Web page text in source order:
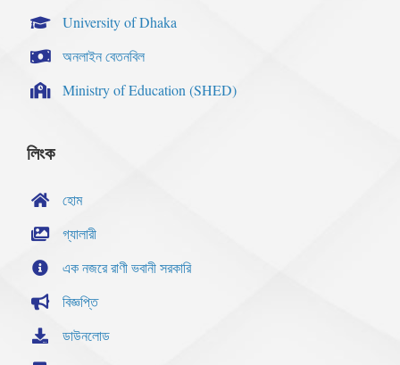
University of Dhaka
অনলাইন বেতনবিল
Ministry of Education (SHED)
লিংক
হোম
গ্যালারী
এক নজরে রাণী ভবানী সরকারি
বিজ্ঞপ্তি
ডাউনলোড